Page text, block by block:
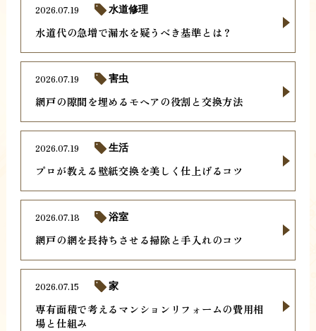
水道代の急増で漏水を疑うべき基準とは？
2026.07.19 水道修理
網戸の隙間を埋めるモヘアの役割と交換方法
2026.07.19 害虫
プロが教える壁紙交換を美しく仕上げるコツ
2026.07.19 生活
網戸の網を長持ちさせる掃除と手入れのコツ
2026.07.18 浴室
専有面積で考えるマンションリフォームの費用相
場と仕組み
2026.07.15 家